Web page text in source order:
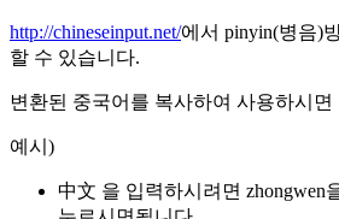
http://chineseinput.net/에서 pinyin(병음)
할 수 있습니다.
변환된 중국어를 복사하여 사용하시면
예시)
中文 을 입력하시려면 zhongwen